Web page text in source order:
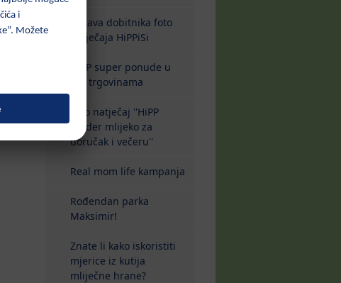
Objava dobitnika foto
natječaja HiPPiSi
HiPP super ponude u
dm trgovinama
Foto natječaj ''HiPP
Kinder mlijeko za
doručak i večeru''
Real mom life kampanja
Rođendan parka
Maksimir!
Znate li kako iskoristiti
mjerice iz kutija
mliječne hrane?